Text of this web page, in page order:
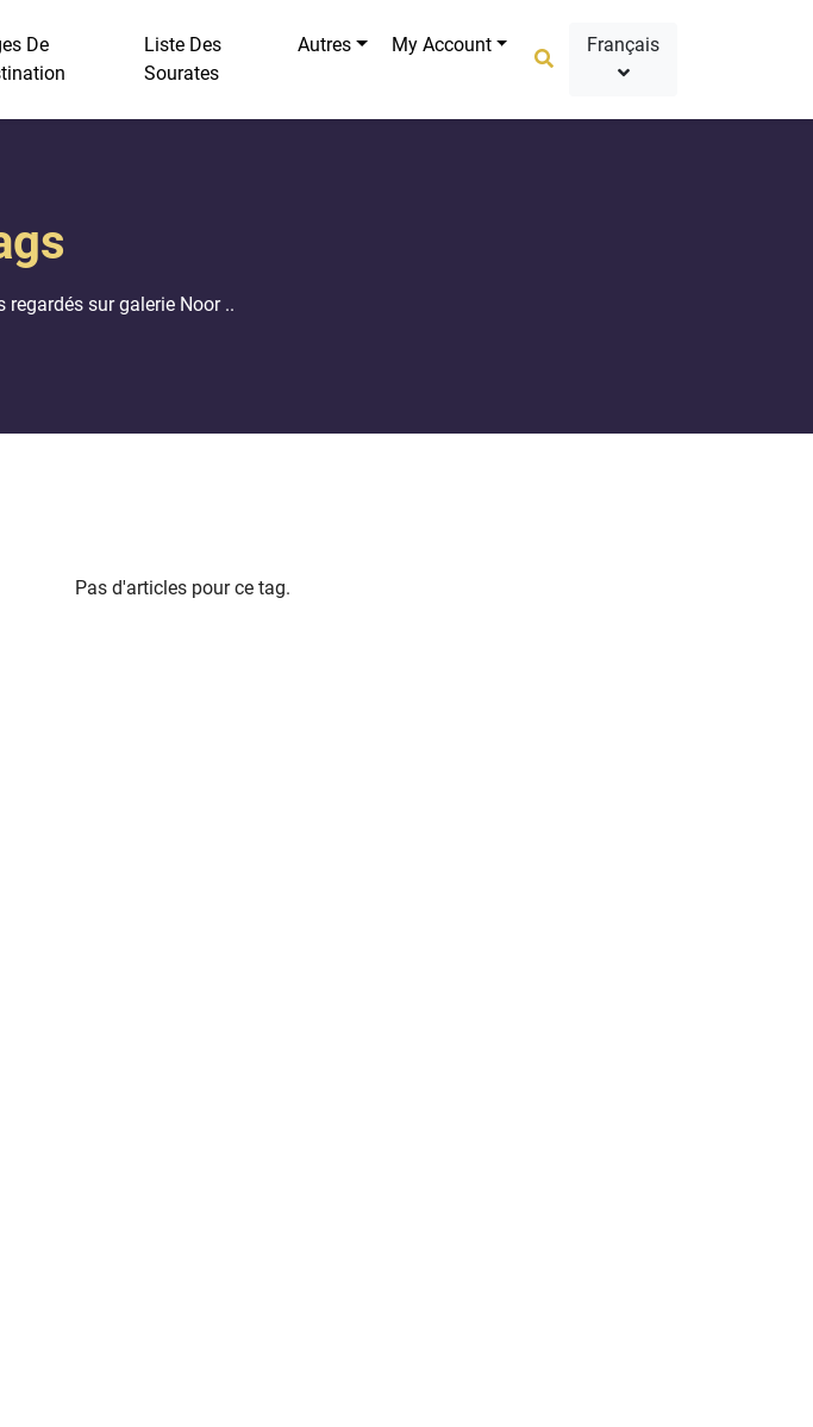
De
Liste Des
Sourates
Autres My Account Français
sur galerie Noor ..
Pas d'articles pour ce tag.